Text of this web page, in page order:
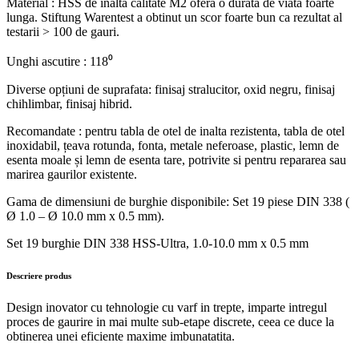
lunga. Stiftung Warentest a obtinut un scor foarte bun ca rezultat al
testarii > 100 de gauri.
Unghi ascutire : 118⁰
Diverse opțiuni de suprafata: finisaj stralucitor, oxid negru, finisaj
chihlimbar, finisaj hibrid.
Recomandate : pentru tabla de otel de inalta rezistenta, tabla de otel
inoxidabil, țeava rotunda, fonta, metale neferoase, plastic, lemn de
esenta moale și lemn de esenta tare, potrivite si pentru repararea sau
marirea gaurilor existente.
Gama de dimensiuni de burghie disponibile: Set 19 piese DIN 338 (
Ø 1.0 – Ø 10.0 mm x 0.5 mm).
Set 19 burghie DIN 338 HSS-Ultra, 1.0-10.0 mm x 0.5 mm
Descriere produs
Design inovator cu tehnologie cu varf in trepte, imparte intregul
proces de gaurire in mai multe sub-etape discrete, ceea ce duce la
obtinerea unei eficiente maxime imbunatatita.